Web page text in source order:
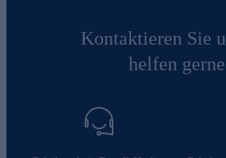
Kontaktieren Sie
helfen